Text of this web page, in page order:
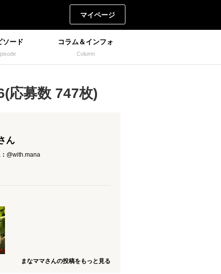
マイページ
ソード コラム＆インフォ
Column
応募数 747枚)
ん
@with.mana
まなママさんの投稿をもっと見る